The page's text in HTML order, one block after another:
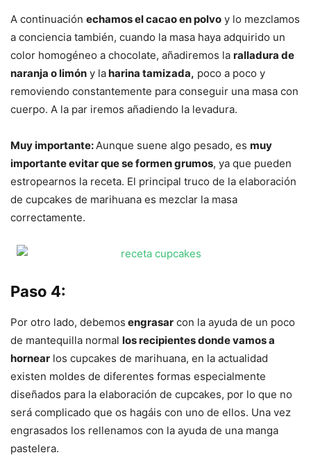
A continuación echamos el cacao en polvo y lo mezclamos
a conciencia también, cuando la masa haya adquirido un
color homogéneo a chocolate, añadiremos la ralladura de
naranja o limón y laharina tamizada, poco a poco y
removiendo constantemente para conseguir una masa con
cuerpo. A la par iremos añadiendo la levadura.
Muy importante: Aunque suene algo pesado, es muy
importante evitar que se formen grumos, ya que pueden
estropearnos la receta. El principal truco de la elaboración
de cupcakes de marihuana es mezclar la masa
correctamente.
Paso 4:
Por otro lado, debemos engrasar con la ayuda de un poco
de mantequilla normal los recipientes donde vamos a
hornear los cupcakes de marihuana, en la actualidad
existen moldes de diferentes formas especialmente
diseñados para la elaboración de cupcakes, por lo que no
será complicado que os hagáis con uno de ellos. Una vez
engrasados los rellenamos con la ayuda de una manga
pastelera.